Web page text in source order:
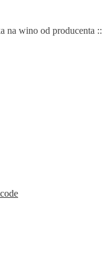
na wino od producenta ::